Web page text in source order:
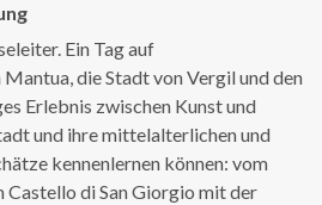
Ein Tag auf
die Stadt von Vergil und den
Erlebnis zwischen Kunst und
und ihre mittelalterlichen und
kennenlernen können: vom
Castello di San Giorgio mit der